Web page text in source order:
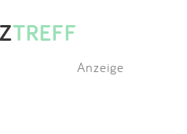
TREFF
Anzeige